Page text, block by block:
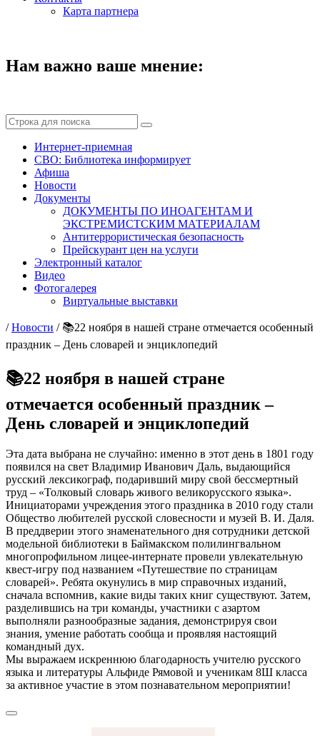
Карта партнера
Нам важно ваше мнение:
Интернет-приемная
СВО: Библиотека информирует
Афиша
Новости
Документы
ДОКУМЕНТЫ ПО ИНОАГЕНТАМ И
ЭКСТРЕМИСТСКИМ МАТЕРИАЛАМ
Антитеррористическая безопасность
Прейскурант цен на услуги
Электронный каталог
Видео
Фотогалерея
Виртуальные выставки
/Новости / 📚22 ноября в нашей стране отмечается особенный
праздник – День словарей и энциклопедий
📚22 ноября в нашей стране
отмечается особенный праздник –
День словарей и энциклопедий
Эта дата выбрана не случайно: именно в этот день в 1801 году
появился на свет Владимир Иванович Даль, выдающийся
русский лексикограф, подаривший миру свой бессмертный
труд – «Толковый словарь живого великорусского языка».
Инициаторами учреждения этого праздника в 2010 году стали
Общество любителей русской словесности и музей В. И. Даля.
В преддверии этого знаменательного дня сотрудники детской
модельной библиотеки в Баймакском полилингвальном
многопрофильном лицее-интернате провели увлекательную
квест-игру под названием «Путешествие по страницам
словарей». Ребята окунулись в мир справочных изданий,
сначала вспомнив, какие виды таких книг существуют. Затем,
разделившись на три команды, участники с азартом
выполняли разнообразные задания, демонстрируя свои
знания, умение работать сообща и проявляя настоящий
командный дух.
Мы выражаем искреннюю благодарность учителю русского
языка и литературы Альфиде Рямовой и ученикам 8Ш класса
за активное участие в этом познавательном мероприятии!